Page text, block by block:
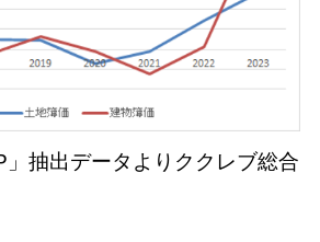
」抽出データよりククレブ総合